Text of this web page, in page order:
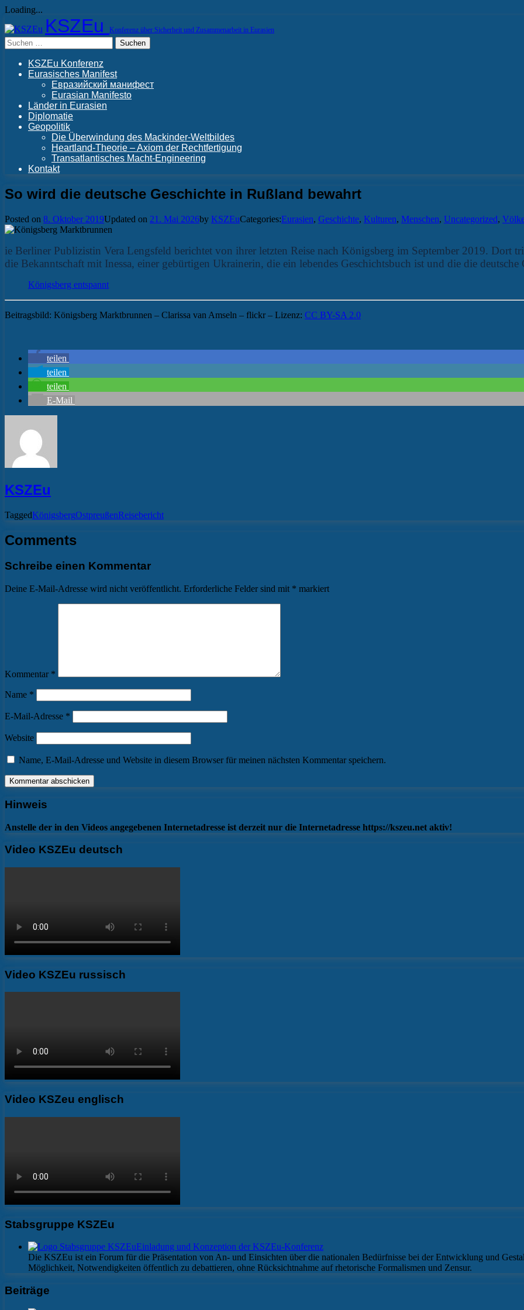
Loading...
to
content
KSZEu Konferenz über Sicherheit und Zusammenarbeit in Eurasien
Suchen
nach:
KSZEu Konferenz
Eurasisches Manifest
Евразийский манифест
Eurasian Manifesto
Länder in Eurasien
Diplomatie
Geopolitik
Die Überwindung des Mackinder-Weltbildes
Heartland-Theorie – Axiom der Rechtfertigung
Transatlantisches Macht-Engineering
Kontakt
So wird die deutsche Geschichte in Rußland bewahrt
Posted on 8. Oktober 2019Updated on 21. Mai 2026by KSZEuCategories:Eurasien, Geschichte, Kulturen, Menschen, Uncategorized,
ie Berliner Publizistin Vera Lengsfeld berichtet von ihrer letzten Reise nach Königsberg im September 2019. Dort
die Bekanntschaft mit Inessa, einer gebürtigen Ukrainerin, die ein lebendes Geschichtsbuch ist und die die
Königsberg entspannt
Beitragsbild: Königsberg Marktbrunnen – Clarissa van Amseln – flickr – Lizenz: CC BY-SA 2.0
teilen
teilen
teilen
E-Mail
KSZEu
TaggedKönigsbergOstpreußenReisebericht
Comments
Schreibe einen Kommentar
Deine E-Mail-Adresse wird nicht veröffentlicht. Erforderliche Felder sind mit * markiert
Kommentar *
Name *
E-Mail-Adresse *
Website
Name, E-Mail-Adresse und Website in diesem Browser für meinen nächsten Kommentar speichern.
Hinweis
Anstelle der in den Videos angegebenen Internetadresse ist derzeit nur die Internetadresse https://kszeu.net aktiv!
Video KSZEu deutsch
Video KSZEu russisch
Video KSZeu englisch
Stabsgruppe KSZEu
Einladung und Konzeption der KSZEu-Konferenz
Die KSZEu ist ein Forum für die Präsentation von An- und Einsichten über die nationalen Bedürfnisse bei der Entwicklung und
Möglichkeit, Notwendigkeiten öffentlich zu debattieren, ohne Rücksichtnahme auf rhetorische Formalismen und Zensur.
Beiträge